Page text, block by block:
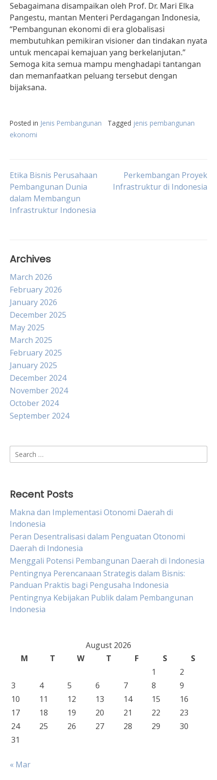
Sebagaimana disampaikan oleh Prof. Dr. Mari Elka
Pangestu, mantan Menteri Perdagangan Indonesia,
“Pembangunan ekonomi di era globalisasi
membutuhkan pemikiran visioner dan tindakan nyata
untuk mencapai kemajuan yang berkelanjutan.”
Semoga kita semua mampu menghadapi tantangan
dan memanfaatkan peluang tersebut dengan
bijaksana.
Posted in Jenis Pembangunan Tagged jenis pembangunan
ekonomi
Post
navigation
Etika Bisnis Perusahaan
Pembangunan Dunia
dalam Membangun
Infrastruktur Indonesia
Perkembangan Proyek
Infrastruktur di Indonesia
Archives
March 2026
February 2026
January 2026
December 2025
May 2025
March 2025
February 2025
January 2025
December 2024
November 2024
October 2024
September 2024
Search
for:
Recent Posts
Makna dan Implementasi Otonomi Daerah di
Indonesia
Peran Desentralisasi dalam Penguatan Otonomi
Daerah di Indonesia
Menggali Potensi Pembangunan Daerah di Indonesia
Pentingnya Perencanaan Strategis dalam Bisnis:
Panduan Praktis bagi Pengusaha Indonesia
Pentingnya Kebijakan Publik dalam Pembangunan
Indonesia
August 2026
M
T W T F S
S
1
2
3
4 5 6 7 8
9
10
11 12 13 14 15
16
17
18 19 20 21 22
23
24
25 26 27 28 29
30
31
« Mar